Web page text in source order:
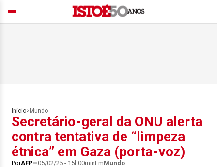
Início> Mundo
Secretário-geral da ONU alerta
contra tentativa de “limpeza
étnica” em Gaza (porta-voz)
PorAFP 05/02/25 - 15h00minEmMundo